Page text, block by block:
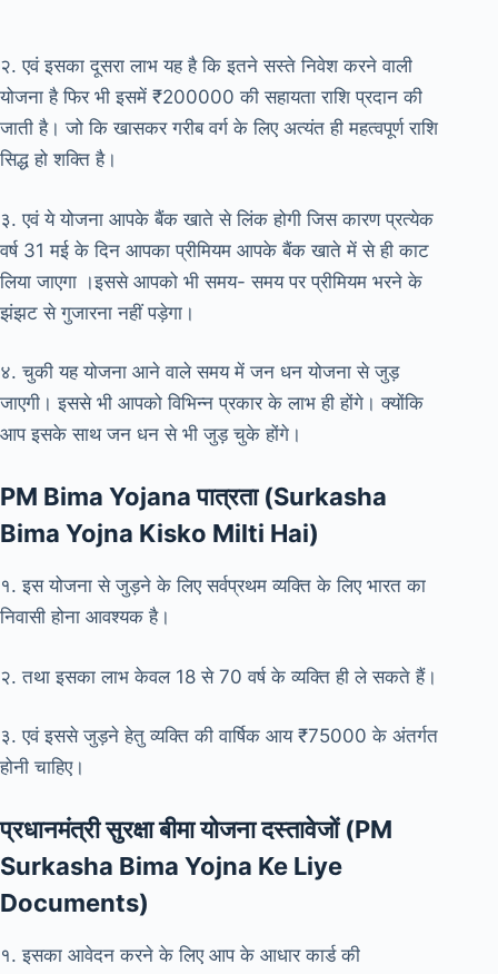
२. एवं इसका दूसरा लाभ यह है कि इतने सस्ते निवेश करने वाली
योजना है फिर भी इसमें ₹200000 की सहायता राशि प्रदान की
जाती है। जो कि खासकर गरीब वर्ग के लिए अत्यंत ही महत्वपूर्ण राशि
सिद्ध हो शक्ति है।
३. एवं ये योजना आपके बैंक खाते से लिंक होगी जिस कारण प्रत्येक
वर्ष 31 मई के दिन आपका प्रीमियम आपके बैंक खाते में से ही काट
लिया जाएगा ।इससे आपको भी समय- समय पर प्रीमियम भरने के
झंझट से गुजारना नहीं पड़ेगा।
४. चुकी यह योजना आने वाले समय में जन धन योजना से जुड़
जाएगी। इससे भी आपको विभिन्न प्रकार के लाभ ही होंगे। क्योंकि
आप इसके साथ जन धन से भी जुड़ चुके होंगे।
PM Bima Yojana पात्रता (Surkasha
Bima Yojna Kisko Milti Hai)
१. इस योजना से जुड़ने के लिए सर्वप्रथम व्यक्ति के लिए भारत का
निवासी होना आवश्यक है।
२. तथा इसका लाभ केवल 18 से 70 वर्ष के व्यक्ति ही ले सकते हैं।
३. एवं इससे जुड़ने हेतु व्यक्ति की वार्षिक आय ₹75000 के अंतर्गत
होनी चाहिए।
प्रधानमंत्री सुरक्षा बीमा योजना दस्तावेजों (PM
Surkasha Bima Yojna Ke Liye
Documents)
१. इसका आवेदन करने के लिए आप के आधार कार्ड की